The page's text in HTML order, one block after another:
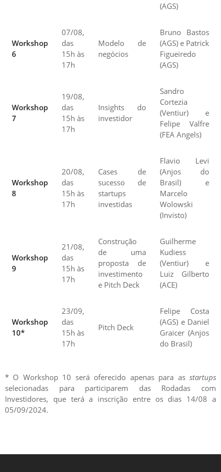
(AGS)
Workshop
6
07/08,
das
15h às
17h
Modelo de
negócios
Bruno Bastos
(AGS) e Patrick
Figueiredo
(AGS)
Workshop
7
19/08,
das
15h às
17h
Insights do
investidor
Sandro
Cortezia
(Ventiur) e
Felipe Valfre
(FEA Angels)
Workshop
8
20/08,
das
15h às
17h
Cases de
sucesso de
startups
investidas
Flavio Levi
(Anjos do
Brasil) e
Marcelo
Wolowski
(Invisto)
Workshop
9
21/08,
das
15h às
17h
Construção
de uma
proposta de
investimento
e Pitch Deck
Guilherme
Kudiess
(Ventiur) e
Luiz Gilberto
(ACE)
Workshop
10*
23/09,
das
15h às
17h
Pitch Deck
Felipe Costa
(AGS) e Daniel
Graicer (Anjos
do Brasil)
* O Workshop 10 será oferecido apenas para as startups
selecionadas para participarem das Rodadas com
Investidores, que terá a inscrição entre os dias 14/08 a
05/09/2024.